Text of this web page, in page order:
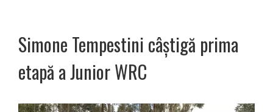
Simone Tempestini câștigă prima
etapă a Junior WRC